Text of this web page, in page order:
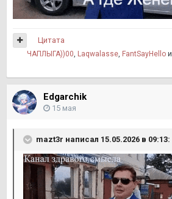
ЧАПЛЫГА))00, Laqwalasse, FantSayHello и
Цитата
Edgarchik
15 мая
mazt3r написал 15.05.2026 в 09:13: